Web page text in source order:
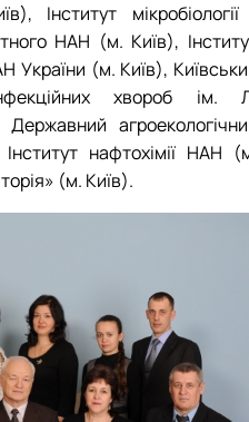
Інститут мікробіології
НАН (м. Київ),
України (м. Київ),
хвороб ім.
нафтохімії НАН
(м. Київ).